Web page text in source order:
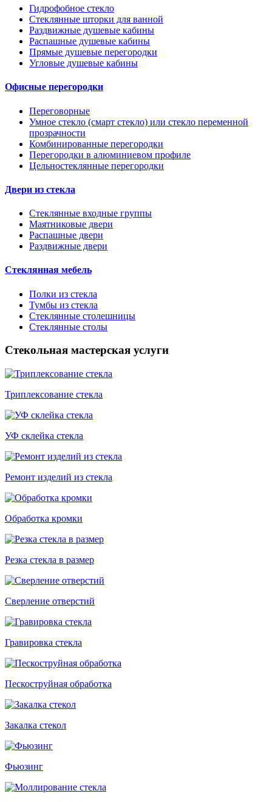
Гидрофобное стекло
Стеклянные шторки для ванной
Раздвижные душевые кабины
Распашные душевые кабины
Прямые душевые перегородки
Угловые душевые кабины
Офисные перегородки
Переговорные
Умное стекло (смарт стекло) или стекло переменной
прозрачности
Комбинированные перегородки
Перегородки в алюминиевом профиле
Цельностеклянные перегородки
Двери из стекла
Стеклянные входные группы
Маятниковые двери
Распашные двери
Раздвижные двери
Стеклянная мебель
Полки из стекла
Тумбы из стекла
Стеклянные столешницы
Стеклянные столы
Стекольная мастерская услуги
Триплексование стекла
УФ склейка стекла
Ремонт изделий из стекла
Обработка кромки
Резка стекла в размер
Сверление отверстий
Гравировка стекла
Пескоструйная обработка
Закалка стекол
Фьюзинг